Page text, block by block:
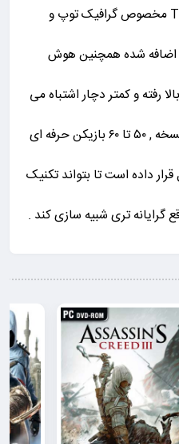
منتشر می شود . سیستم TrueBall مخصوص گرافیک توپ و
اضافه شده همچنین هوش
رفته و کمتر دچار اشتباه می
شوند . کونامی برای ساخت این نسخه , ۵۰ تا ۶۰ بازیکن حرفه ای
داده است تا بتواند تکنیک
گرایانه تری شبیه سازی کند .